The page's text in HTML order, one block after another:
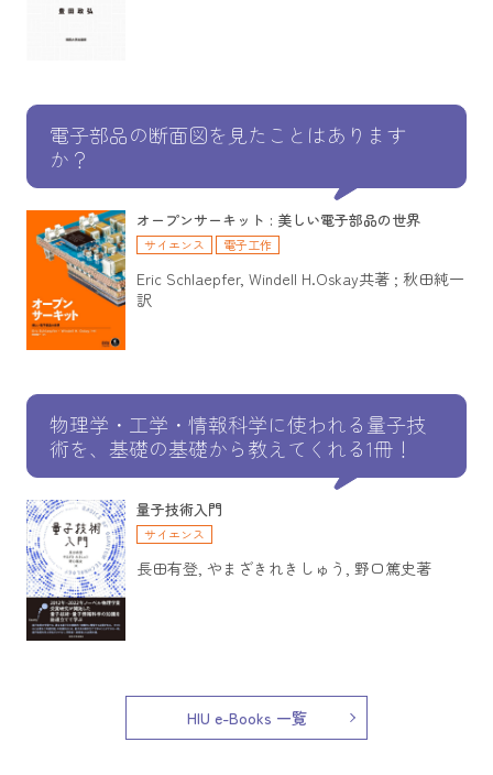
電子部品の断面図を見たことはあります
か？
オープンサーキット : 美しい電子部品の世界
サイエンス 電子工作
Eric Schlaepfer, Windell H.Oskay共著 ; 秋田純一
訳
物理学・工学・情報科学に使われる量子技
術を、基礎の基礎から教えてくれる1冊！
量子技術入門
サイエンス
長田有登, やまざきれきしゅう, 野口篤史著
HIU e-Books 一覧